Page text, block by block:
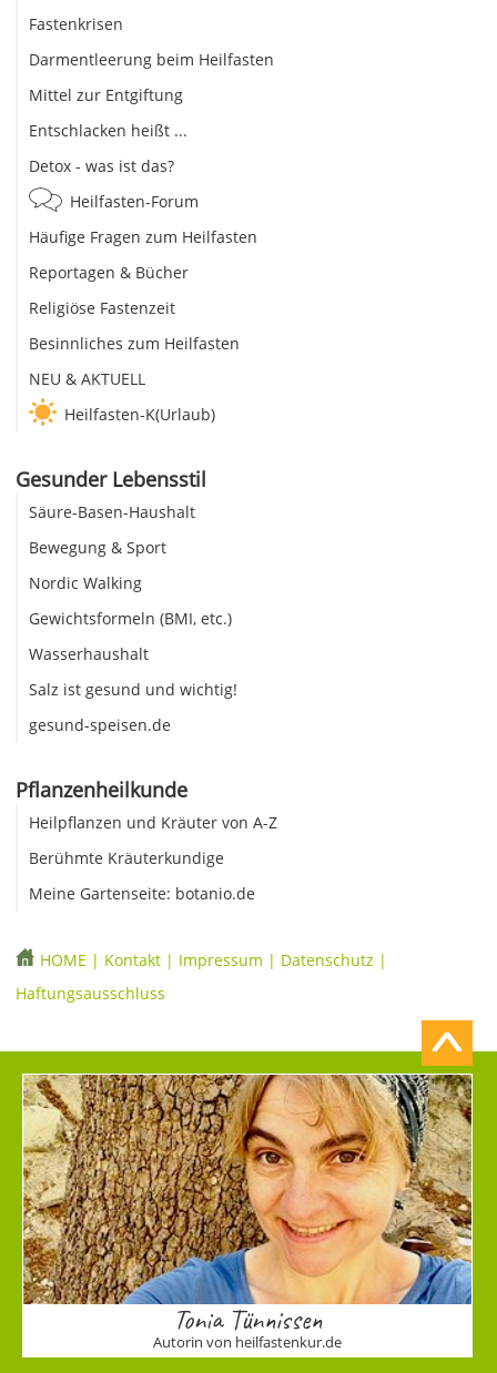
Fastenkrisen
Darmentleerung beim Heilfasten
Mittel zur Entgiftung
Entschlacken heißt ...
Detox - was ist das?
Heilfasten-Forum
Häufige Fragen zum Heilfasten
Reportagen & Bücher
Religiöse Fastenzeit
Besinnliches zum Heilfasten
NEU & AKTUELL
Heilfasten-K(Urlaub)
Gesunder Lebensstil
Säure-Basen-Haushalt
Bewegung & Sport
Nordic Walking
Gewichtsformeln (BMI, etc.)
Wasserhaushalt
Salz ist gesund und wichtig!
gesund-speisen.de
Pflanzenheilkunde
Heilpflanzen und Kräuter von A-Z
Berühmte Kräuterkundige
Meine Gartenseite: botanio.de
HOME | Kontakt | Impressum | Datenschutz |
Haftungsausschluss
Tonia Tünnissen
Autorin von heilfastenkur.de